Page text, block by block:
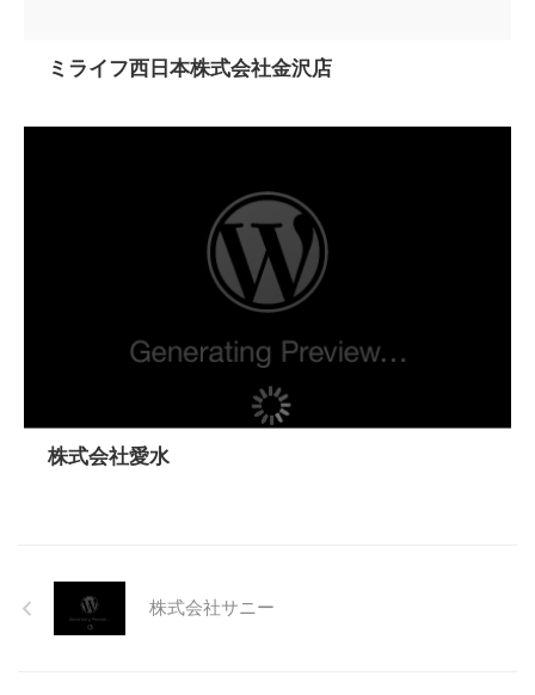
ミライフ西日本株式会社金沢店
株式会社愛水
株式会社サニー